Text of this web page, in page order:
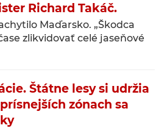
Richard Takáč.
Maďarsko. „Škodca
zlikvidovať celé jaseňové
Štátne lesy si udržia
zónach sa